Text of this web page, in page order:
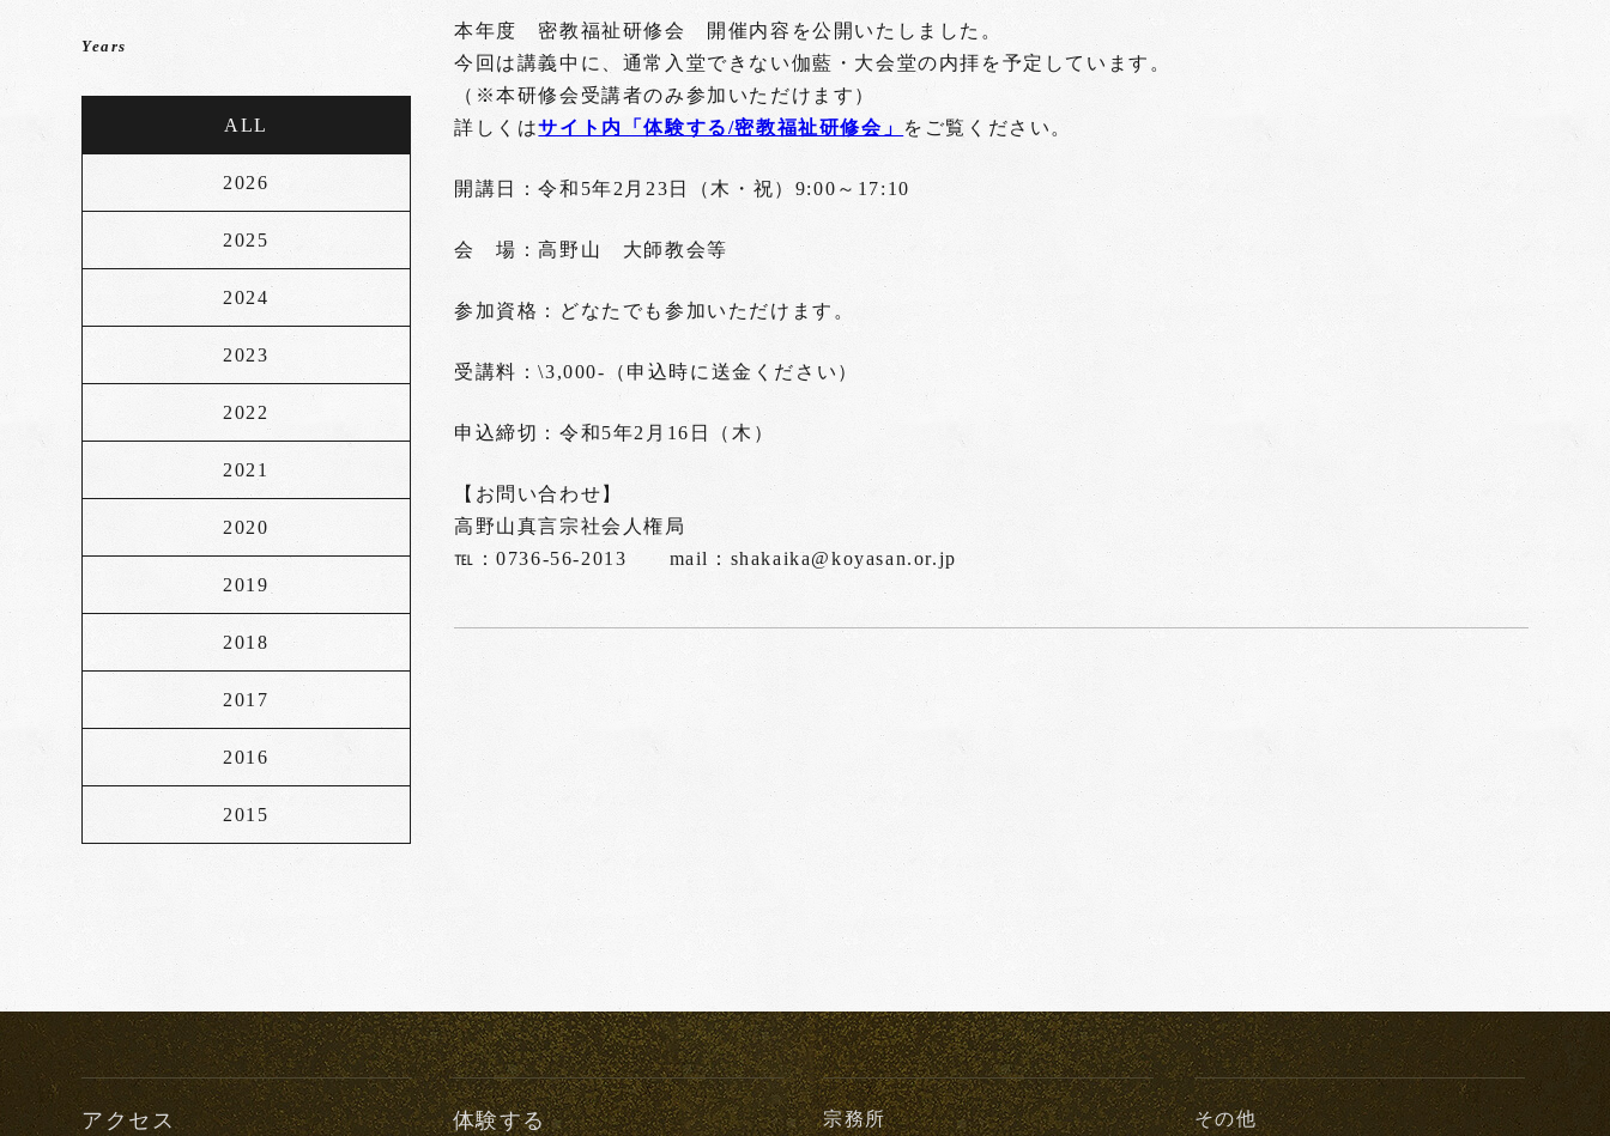
Years
ALL
2026
2025
2024
2023
2022
2021
2020
2019
2018
2017
2016
2015
本年度 密教福祉研修会 開催内容を公開いたしました。
今回は講義中に、通常入堂できない伽藍・大会堂の内拝を予定しています。
（※本研修会受講者のみ参加いただけます）
詳しくはサイト内「体験する/密教福祉研修会」 をご覧ください。
開講日：令和5年2月23日（木・祝）9:00～17:10
会 場：高野山 大師教会等
参加資格：どなたでも参加いただけます。
受講料：\3,000-（申込時に送金ください）
申込締切：令和5年2月16日（木）
【お問い合わせ】
高野山真言宗社会人権局
℡：0736-56-2013 mail：shakaika@koyasan.or.jp
アクセス 体験する 宗務所 その他